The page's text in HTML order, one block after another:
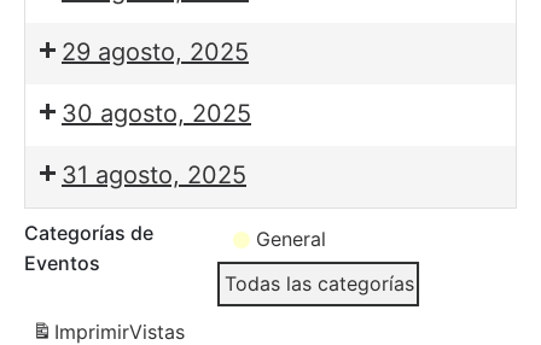
29 agosto, 2025
30 agosto, 2025
31 agosto, 2025
Categorías de
Eventos
General
Todas las categorías
ImprimirVistas